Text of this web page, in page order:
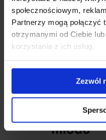
społecznościowym,
Partnerzy mogą
otrzymanymi od Ciebie
korzystania z ich usług.
Zezwól